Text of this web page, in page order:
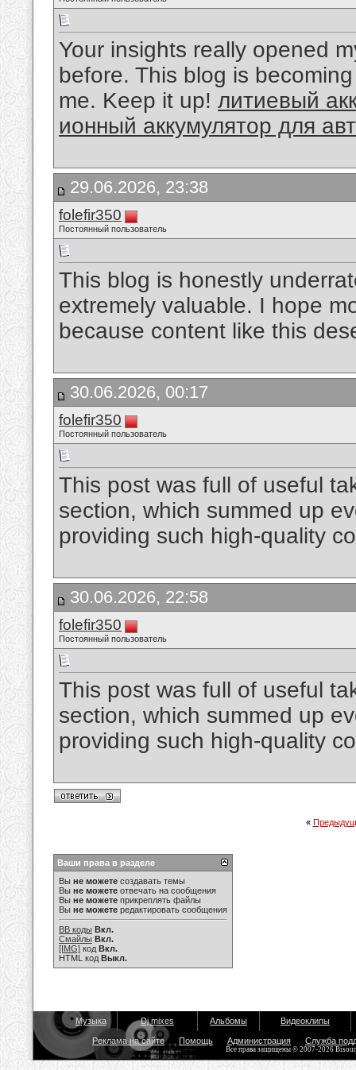
Your insights really opened
before. This blog is
me. Keep it up! литиевый
ионный аккумулятор для
29.06.2026, 23:38
folefir350
Постоянный пользователь
This blog is honestly
extremely valuable. I hope
because content like this
30.06.2026, 00:17
folefir350
Постоянный пользователь
This post was full of useful
section, which summed up
providing such high-quality
30.06.2026, 22:58
folefir350
Постоянный пользователь
This post was full of useful
section, which summed up
providing such high-quality
«
Ваши права в разделе
Вы не можете создавать темы
Вы не можете отвечать на сообщения
Вы не можете прикреплять файлы
Вы не можете редактировать сообщения
BB коды Вкл.
Смайлы Вкл.
[IMG] код Вкл.
HTML код Выкл.
Музыка Dj mixes Альбомы Видеоклипы
Реклама на сайте Помощь Администрация Служба
Все права защищены © 2007-2026